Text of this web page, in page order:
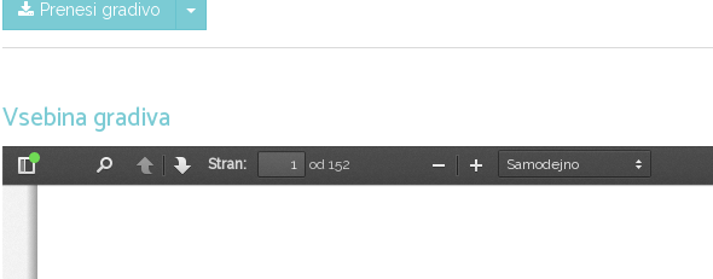
Prenesi gradivo Skrij/prikaži meni
Vsebina gradiva
Preklopi
NazajNaprej
Stran:
od 152
PomanjšajPovečaj